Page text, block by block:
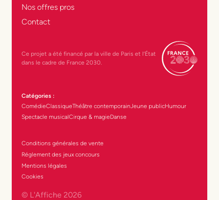
Nos offres pros
Contact
Ce projet a été financé par la ville de Paris et l’État
dans le cadre de France 2030.
Catégories :
ComédieClassiqueThéâtre contemporainJeune publicHumour
Spectacle musicalCirque & magieDanse
Conditions générales de vente
Réglement des jeux concours
Mentions légales
Cookies
© L'Affiche 2026